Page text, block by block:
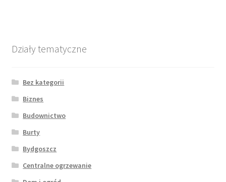
Działy tematyczne
Bez kategorii
Biznes
Budownictwo
Burty
Bydgoszcz
Centralne ogrzewanie